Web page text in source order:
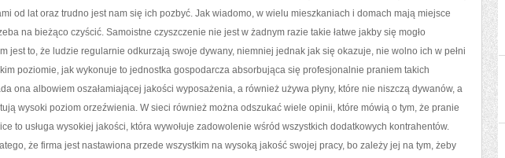
KANAPY,
od lat oraz trudno jest nam się ich pozbyć. Jak wiadomo, w wielu mieszkaniach i domach mają miejsce
na bieżąco czyścić. Samoistne czyszczenie nie jest w żadnym razie takie łatwe jakby się mogło
jest to, że ludzie regularnie odkurzają swoje dywany, niemniej jednak jak się okazuje, nie wolno ich w pełni
poziomie, jak wykonuje to jednostka gospodarcza absorbująca się profesjonalnie praniem takich
ona albowiem oszałamiającej jakości wyposażenia, a również używa płyny, które nie niszczą dywanów, a
wysoki poziom orzeźwienia. W sieci również można odszukać wiele opinii, które mówią o tym, że pranie
to usługa wysokiej jakości, która wywołuje zadowolenie wśród wszystkich dodatkowych kontrahentów.
że firma jest nastawiona przede wszystkim na wysoką jakość swojej pracy, bo zależy jej na tym, żeby